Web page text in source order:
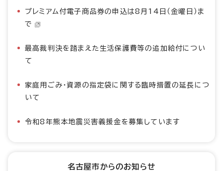
プレミアム付電子商品券の申込は8月14日（金曜日）ま
で
最高裁判決を踏まえた生活保護費等の追加給付につい
て
家庭用ごみ・資源の指定袋に関する臨時措置の延長につ
いて
令和8年熊本地震災害義援金を募集しています
名古屋市からのお知らせ